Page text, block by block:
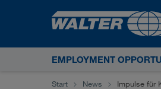
EMPLOYMENT
Start News Impulse für